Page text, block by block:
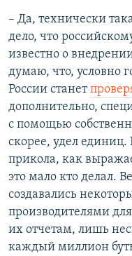
– Да, технически
дело, что
известно о
думаю, что, условно
России станет
дополнительно,
с помощью
скорее, удел единиц.
прикола, как
это мало кто делал.
создавались
производителями
их отчетам, лишь
каждый миллион